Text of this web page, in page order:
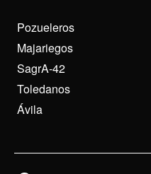
Pozueleros
Majariegos
SagrA-42
Toledanos
Ávila